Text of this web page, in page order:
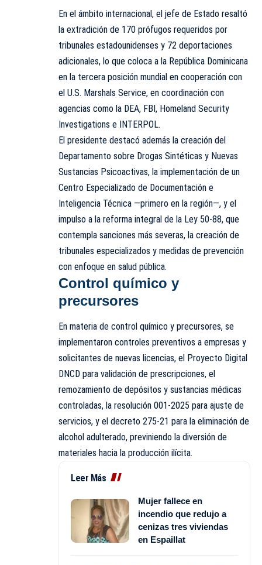
En el ámbito internacional, el jefe de Estado resaltó
la extradición de 170 prófugos requeridos por
tribunales estadounidenses y 72 deportaciones
adicionales, lo que coloca a la República Dominicana
en la tercera posición mundial en cooperación con
el U.S. Marshals Service, en coordinación con
agencias como la DEA, FBI, Homeland Security
Investigations e INTERPOL.
El presidente destacó además la creación del
Departamento sobre Drogas Sintéticas y Nuevas
Sustancias Psicoactivas, la implementación de un
Centro Especializado de Documentación e
Inteligencia Técnica —primero en la región—, y el
impulso a la reforma integral de la Ley 50-88, que
contempla sanciones más severas, la creación de
tribunales especializados y medidas de prevención
con enfoque en salud pública.
Control químico y
precursores
En materia de control químico y precursores, se
implementaron controles preventivos a empresas y
solicitantes de nuevas licencias, el Proyecto Digital
DNCD para validación de prescripciones, el
remozamiento de depósitos y sustancias médicas
controladas, la resolución 001-2025 para ajuste de
servicios, y el decreto 275-21 para la eliminación de
alcohol adulterado, previniendo la diversión de
materiales hacia la producción ilícita.
Leer Más
Mujer fallece en
incendio que redujo a
cenizas tres viviendas
en Espaillat